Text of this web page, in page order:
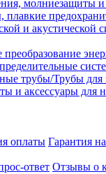
молниезащиты
плавкие
и акустической
преобразование
трубы/Трубы для
и аксессуары для
оплаты Гарантия
ответ Отзывы о